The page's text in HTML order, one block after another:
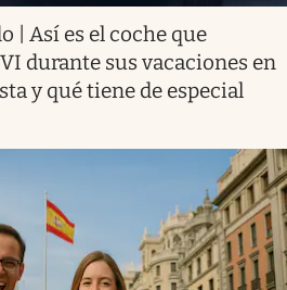
| Así es el coche que
durante sus vacaciones en
y qué tiene de especial